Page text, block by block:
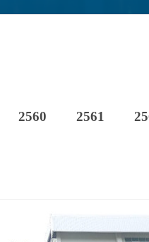
2560 2561